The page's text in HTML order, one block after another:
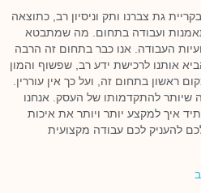
גת צברנו ותק וניסיון רב, כתוצאה
ועבודה בתחום. מה שמתבטא
העבודה. אנו כבר בתחום זה הרבה
לרכישת ידע רב, שפשוף והמון
ראשון בתחום זה, ועל כך אין עוררין.
להתקדמותו של העסק. אנחנו
למקצע יותר ויותר את איכות
לכם עבודה מקצועית